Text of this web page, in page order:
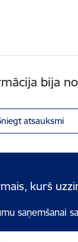
bija
atsauksmi
kurš
saņemšanai